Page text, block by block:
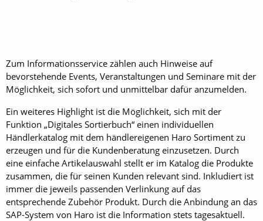
Zum Informationsservice zählen auch Hinweise auf
bevorstehende Events, Veranstaltungen und Seminare mit der
Möglichkeit, sich sofort und unmittelbar dafür anzumelden.
Ein weiteres Highlight ist die Möglichkeit, sich mit der
Funktion „Digitales Sortierbuch“ einen individuellen
Händlerkatalog mit dem händlereigenen Haro Sortiment zu
erzeugen und für die Kundenberatung einzusetzen. Durch
eine einfache Artikelauswahl stellt er im Katalog die Produkte
zusammen, die für seinen Kunden relevant sind. Inkludiert ist
immer die jeweils passenden Verlinkung auf das
entsprechende Zubehör Produkt. Durch die Anbindung an das
SAP-System von Haro ist die Information stets tagesaktuell.